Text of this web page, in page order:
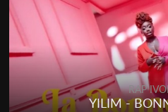
RAP
YILIM -